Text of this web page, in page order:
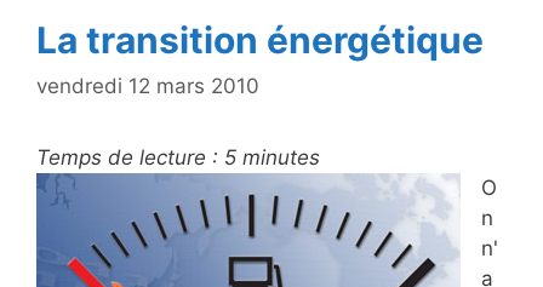
La transition énergétique
vendredi 12 mars 2010
Temps de lecture : 5 minutes
O
n
n'
a